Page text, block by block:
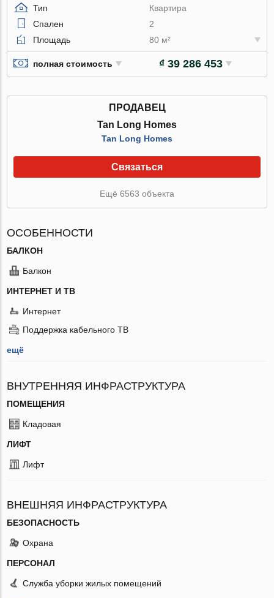
Тип
Квартира
Спален
2
Площадь
80 м²
полная стоимость ₫ 39 286 453
ПРОДАВЕЦ
Tan Long Homes
Tan Long Homes
Связаться
Ещё 6563 объекта
ОСОБЕННОСТИ
БАЛКОН
Балкон
ИНТЕРНЕТ И ТВ
Интернет
Поддержка кабельного ТВ
ещё
ВНУТРЕННЯЯ ИНФРАСТРУКТУРА
ПОМЕЩЕНИЯ
Кладовая
ЛИФТ
Лифт
ВНЕШНЯЯ ИНФРАСТРУКТУРА
БЕЗОПАСНОСТЬ
Охрана
ПЕРСОНАЛ
Служба уборки жилых помещений